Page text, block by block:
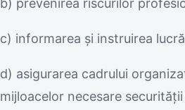
c) informarea şi instruirea
d) asigurarea cadrului
mijloacelor necesare